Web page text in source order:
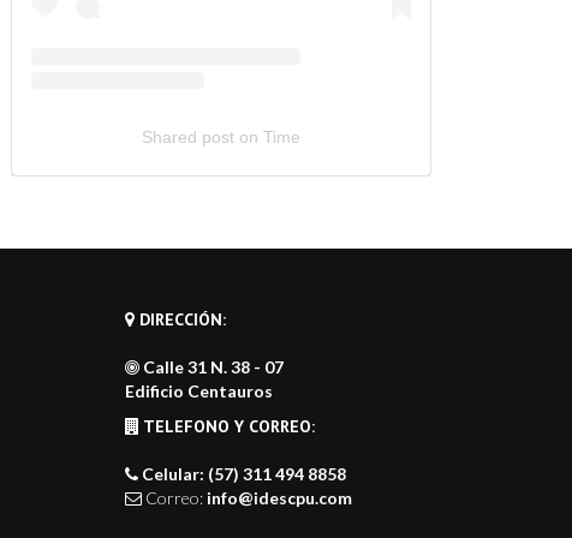
Shared poston Time
Post
DIRECCIÓN:
Calle 31 N. 38 - 07
Edificio Centauros
TELEFONO Y CORREO:
Celular: (57) 311 494 8858
Correo: info@idescpu.com